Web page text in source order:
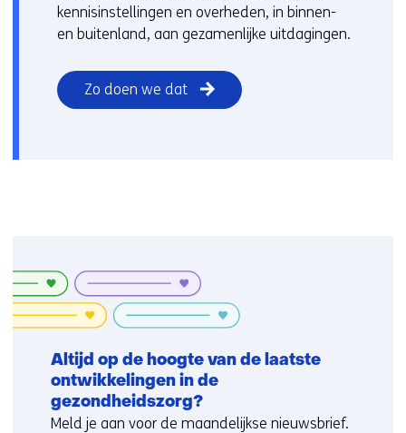
kennisinstellingen en overheden, in binnen-
en buitenland, aan gezamenlijke uitdagingen.
Zo doen we dat
Altijd op de hoogte van de laatste
ontwikkelingen in de
gezondheidszorg?
Meld je aan voor de maandelijkse nieuwsbrief.